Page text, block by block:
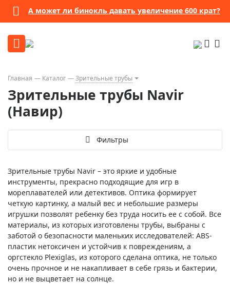
А может ли бинокль давать увеличение 600 крат?
Главная Каталог Зрительные трубы
Зрительные трубы Navir
(Навир)
Фильтры
Зрительные трубы Navir – это яркие и удобные
инструменты, прекрасно подходящие для игр в
мореплавателей или детективов. Оптика формирует
четкую картинку, а малый вес и небольшие размеры
игрушки позволят ребенку без труда носить ее с собой. Все
материалы, из которых изготовлены трубы, выбраны с
заботой о безопасности маленьких исследователей: ABS-
пластик нетоксичен и устойчив к повреждениям, а
оргстекло Plexiglas, из которого сделана оптика, не только
очень прочное и не накапливает в себе грязь и бактерии,
но и не выцветает на солнце.